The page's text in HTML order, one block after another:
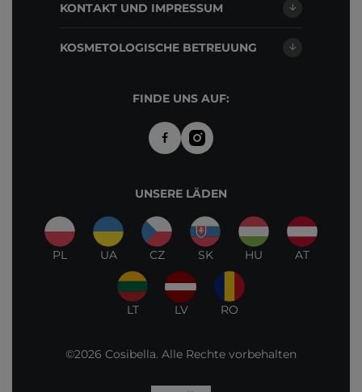
KONTAKT UND IMPRESSUM
KOSMETOLOGISCHE BETREUUNG
FINDE UNS AUF:
UNSERE LÄDEN
PL UA CZ SK HU AT
LT LV RO
©2026 Cosibella. Alle Rechte vorbehalten